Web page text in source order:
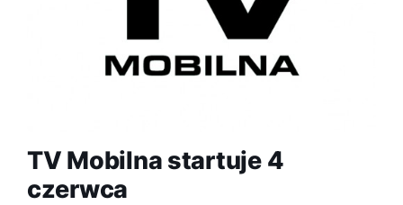
TV Mobilna startuje 4
czerwca